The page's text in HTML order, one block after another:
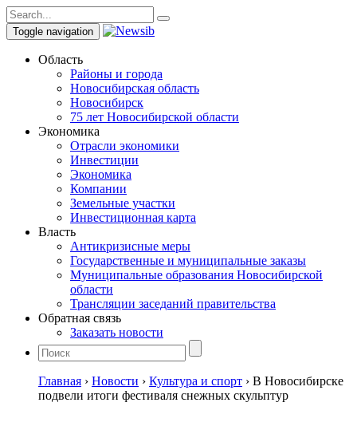
Toggle navigation
Область
Районы и города
Новосибирская область
Новосибирск
75 лет Новосибирской области
Экономика
Отрасли экономики
Инвестиции
Экономика
Компании
Земельные участки
Инвестиционная карта
Власть
Антикризисные меры
Государственные и муниципальные заказы
Муниципальные образования Новосибирской
области
Трансляции заседаний правительства
Обратная связь
Заказать новости
Главная › Новости › Культура и спорт › В Новосибирске
подвели итоги фестиваля снежных скульптур